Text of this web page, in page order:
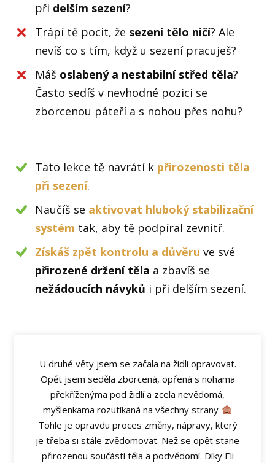
při delším sezení?
Trápí tě pocit, že sezení tělo ničí? Ale
nevíš co s tím, když u sezení pracuješ?
Máš oslabený a nestabilní střed těla?
Často sedíš v nevhodné pozici se
zborcenou páteří a s nohou přes nohu?
Tato lekce tě navrátí k přirozenosti těla
při sezení.
Naučíš se aktivovat hluboký stabilizační
systém tak, aby tě podpíral zevnitř.
Získáš zpět kontrolu a důvěru ve své
přirozené držení těla a zbavíš se
nežádoucích návyků i při delším sezení.
U druhé věty jsem se začala na židli opravovat.
Opět jsem seděla zborcená, opřená s nohama
překříženýma pod židlí a zcela nevědomá,
myšlenkama rozutíkaná na všechny strany
Tohle je opravdu proces změny, nápravy, který
je třeba si stále zvědomovat. Než se opět stane
přirozenou součástí těla a podvědomí. Díky Eli